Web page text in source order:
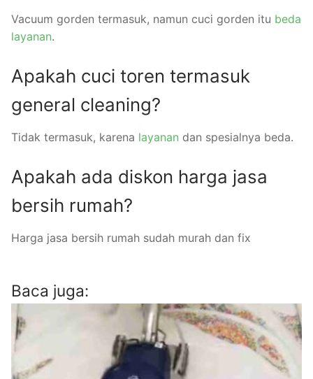
Vacuum gorden termasuk, namun cuci gorden itu beda
layanan.
Apakah cuci toren termasuk
general cleaning?
Tidak termasuk, karena layanan dan spesialnya beda.
Apakah ada diskon harga jasa
bersih rumah?
Harga jasa bersih rumah sudah murah dan fix
Baca juga: